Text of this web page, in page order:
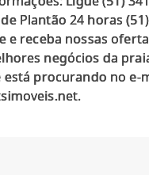
Plantão 24 horas
e receba nossas
negócios da
está procurando no e-